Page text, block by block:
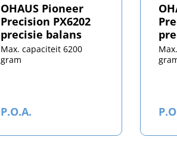
OHAUS Pioneer
Precision PX6202
precisie balans
Max. capaciteit 6200
gram
P.O.A.